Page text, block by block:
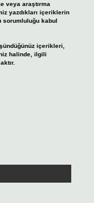
veya araştırma
yazdıkları içeriklerin
sorumluluğu kabul
içerikleri,
halinde, ilgili